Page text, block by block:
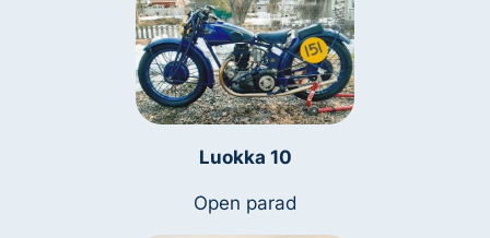
Luokka 10
Open parad